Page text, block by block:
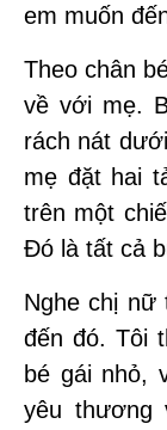
em muốn
Theo chân
về với mẹ.
rách nát
mẹ đặt hai
trên một
Đó là tất cả
Nghe chị nữ
đến đó. Tôi
bé gái nhỏ,
yêu thương